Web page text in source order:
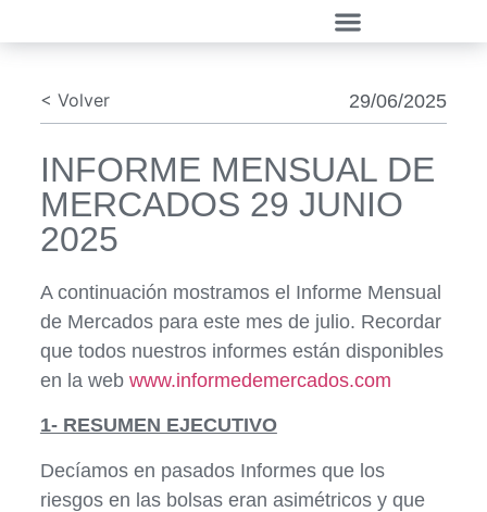
< Volver 29/06/2025
INFORME MENSUAL DE
MERCADOS 29 JUNIO
2025
A continuación mostramos el Informe Mensual
de Mercados para este mes de julio. Recordar
que todos nuestros informes están disponibles
en la web www.informedemercados.com
1- RESUMEN EJECUTIVO
Decíamos en pasados Informes que los
riesgos en las bolsas eran asimétricos y que